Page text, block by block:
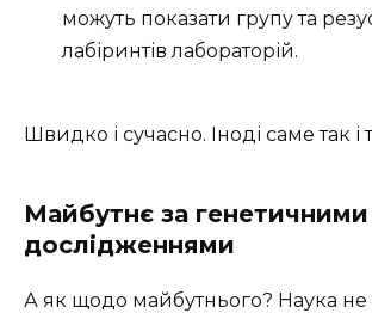
можуть показати групу та
лабіринтів лабораторій.
Швидко і сучасно. Іноді саме так і
Майбутнє за генетичними
дослідженнями
А як щодо майбутнього? Наука не